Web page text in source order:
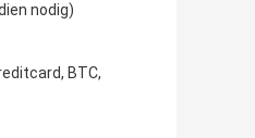
nodig)
BTC,